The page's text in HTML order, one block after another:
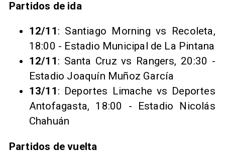
Partidos de ida
12/11 : Santiago Morning vs Recoleta,
18:00 - Estadio Municipal de La Pintana
12/11 : Santa Cruz vs Rangers, 20:30 -
Estadio Joaquín Muñoz García
13/11 : Deportes Limache vs Deportes
Antofagasta, 18:00 - Estadio Nicolás
Chahuán
Partidos de vuelta